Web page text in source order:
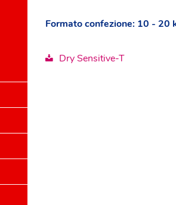
Formato confezione: 10 - 20
Dry Sensitive-T